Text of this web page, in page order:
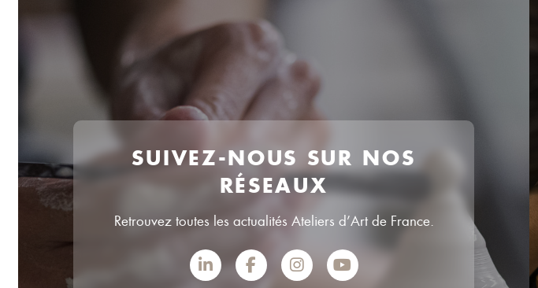
SUIVEZ-NOUS SUR NOS
RÉSEAUX
Retrouvez toutes les actualités Ateliers d’Art de France.